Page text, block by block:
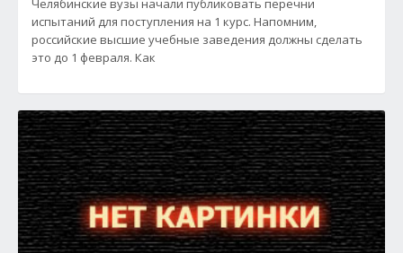
Челябинские вузы начали публиковать перечни
испытаний для поступления на 1 курс. Напомним,
российские высшие учебные заведения должны сделать
это до 1 февраля. Как